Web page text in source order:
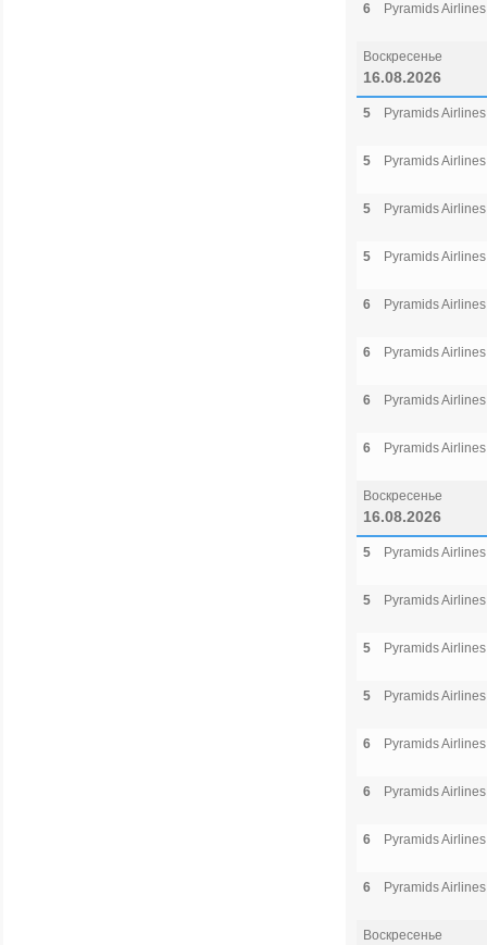
6 Pyramids Airlines
Воскресенье
16.08.2026
5 Pyramids Airlines
5 Pyramids Airlines
5 Pyramids Airlines
5 Pyramids Airlines
6 Pyramids Airlines
6 Pyramids Airlines
6 Pyramids Airlines
6 Pyramids Airlines
Воскресенье
16.08.2026
5 Pyramids Airlines
5 Pyramids Airlines
5 Pyramids Airlines
5 Pyramids Airlines
6 Pyramids Airlines
6 Pyramids Airlines
6 Pyramids Airlines
6 Pyramids Airlines
Воскресенье